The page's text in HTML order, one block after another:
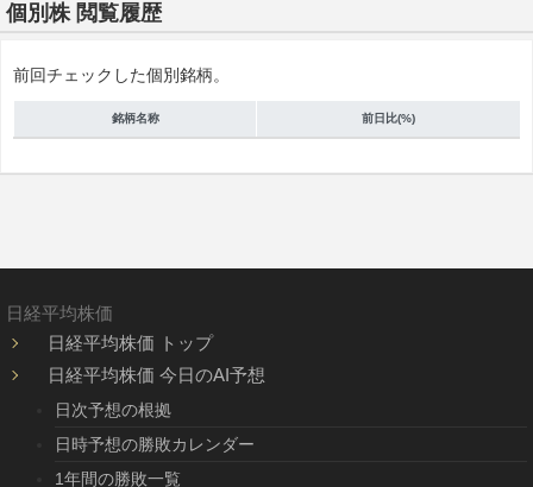
個別株 閲覧履歴
前回チェックした個別銘柄。
銘柄名称 前日比(%)
日経平均株価
日経平均株価 トップ
日経平均株価 今日のAI予想
日次予想の根拠
日時予想の勝敗カレンダー
1年間の勝敗一覧